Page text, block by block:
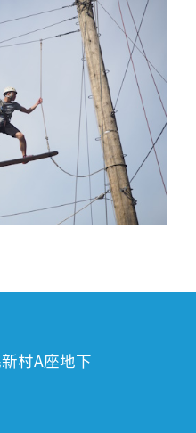
村A座地下